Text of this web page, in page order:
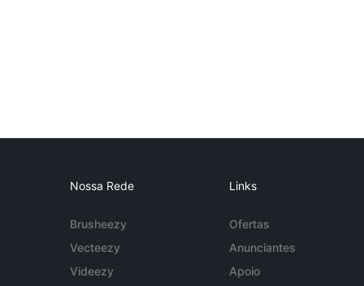
Nossa Rede
Brusheezy
Vecteezy
Videezy
Links
Ofertas
Anunciantes
Apoio